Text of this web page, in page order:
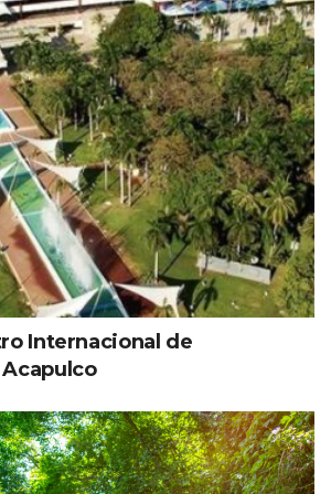
publicación en Instagram
Internacional de